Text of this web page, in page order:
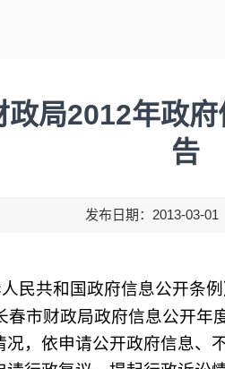
政局2012年政
告
发布日期：2013-03-
民共和国政府信息公开条
春市财政局政府信息公开年
况，依申请公开政府信息、